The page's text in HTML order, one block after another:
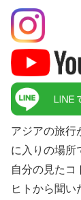
アジアの旅行
に入りの場所
自分の見たコ
ヒトから聞い